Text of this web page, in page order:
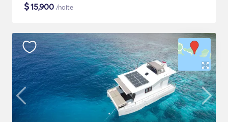
$15,900 /noite